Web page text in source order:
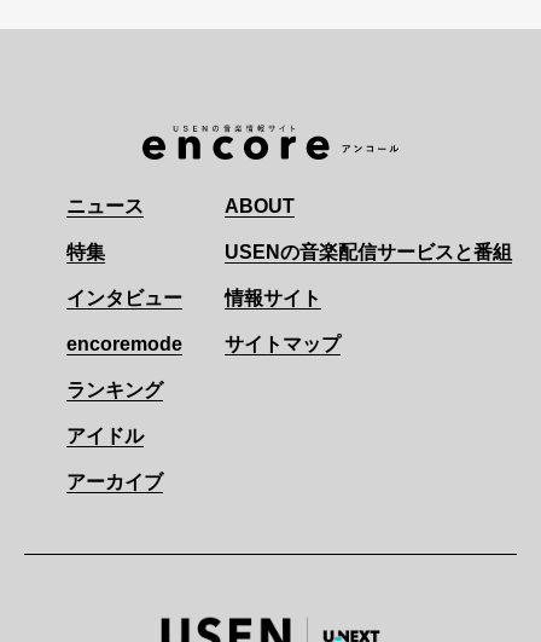
ニュース
特集
インタビュー
encoremode
ランキング
アイドル
アーカイブ
ABOUT
USENの音楽配信サービスと番組
情報サイト
サイトマップ